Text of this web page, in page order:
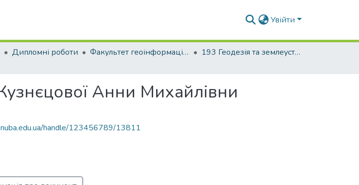
Увійти
Дипломні роботи Факультет геоінформаційних систем та управління територіями
193 Геодезія та землеустрій. Геоінформаційні системи і технології
Анни Михайлівни
handle/123456789/13811